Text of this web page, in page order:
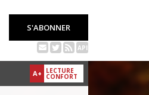
S'ABONNER
API
A+ LECTURE
CONFORT